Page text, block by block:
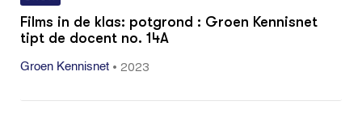
Films in de klas: potgrond : Groen Kennisnet
tipt de docent no. 14A
Groen Kennisnet• 2023